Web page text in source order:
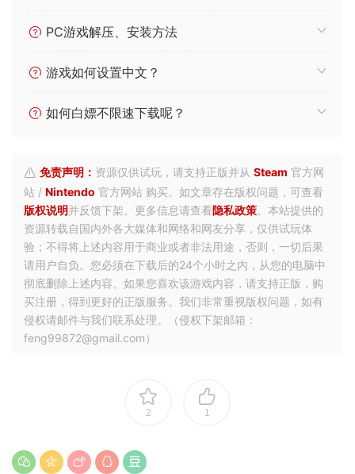
PC游戏解压、安装方法
游戏如何设置中文？
如何白嫖不限速下载呢？
免责声明： 资源仅供试玩，请支持正版并从 Steam 官方网
站 / Nintendo 官方网站 购买。如文章存在版权问题，可查看
版权说明并反馈下架。更多信息请查看隐私政策。本站提供的
资源转载自国内外各大媒体和网络和网友分享，仅供试玩体
验；不得将上述内容用于商业或者非法用途，否则，一切后果
请用户自负。您必须在下载后的24个小时之内，从您的电脑中
彻底删除上述内容。如果您喜欢该游戏内容，请支持正版，购
买注册，得到更好的正版服务。我们非常重视版权问题，如有
侵权请邮件与我们联系处理。（侵权下架邮箱：
feng99872@gmail.com）
2 1